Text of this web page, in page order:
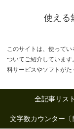
使える
このサイトは、使って
ついてご紹介していま
料サービスやソフトがた
全記事リスト